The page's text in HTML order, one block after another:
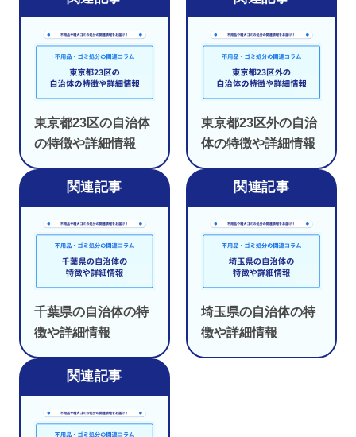
東京都23区の自治体
の特徴や詳細情報
東京都23区外の自治
体の特徴や詳細情報
千葉県の自治体の特
徴や詳細情報
埼玉県の自治体の特
徴や詳細情報